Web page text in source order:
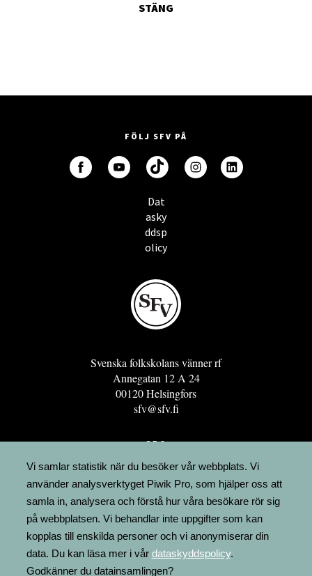
STÄNG
FÖLJ SFV PÅ
Dat
asky
ddsp
olicy
Svenska folkskolans vänner rf
Annegatan 12 A 24
00120 Helsingfors
sfv@sfv.fi
GRO
FÖRENINGSRESURSEN
MINNESRUNOR.FI
UPPSLAGSVERKET FINLAND
LÄGENHETER
FAKTURERING
Vi samlar statistik när du besöker vår webbplats. Vi
använder analysverktyget Piwik Pro, som hjälper oss att
samla in, analysera och förstå hur våra besökare rör sig
på webbplatsen. Vi behandlar inte uppgifter som kan
kopplas till enskilda personer och vi anonymiserar din
data. Du kan läsa mer i vår dataskyddspolicy.
Godkänner du datainsamlingen?